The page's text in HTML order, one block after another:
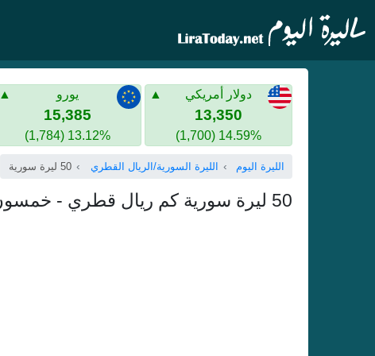
دولار أمريكي
13,350
14.59% (1,700)
يورو
15,385
13.12% (1,784)
الليرة اليوم الليرة السورية/الريال القطري 50 ليرة سورية
50 ليرة سورية كم ريال قطري - خمسون ليرة سورية بالريال القطري